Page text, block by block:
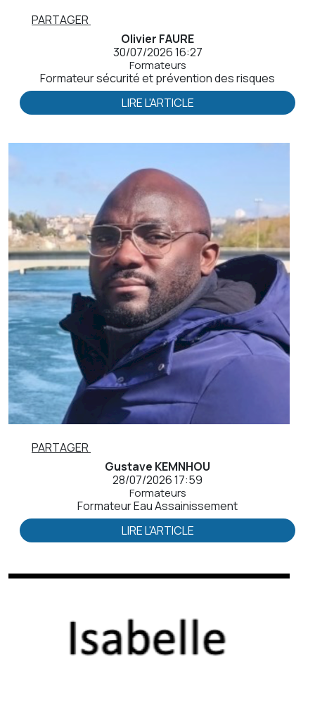
PARTAGER
Olivier FAURE
30/07/2026 16:27
Formateurs
Formateur sécurité et prévention des risques
LIRE L'ARTICLE
PARTAGER
Gustave KEMNHOU
28/07/2026 17:59
Formateurs
Formateur Eau Assainissement
LIRE L'ARTICLE